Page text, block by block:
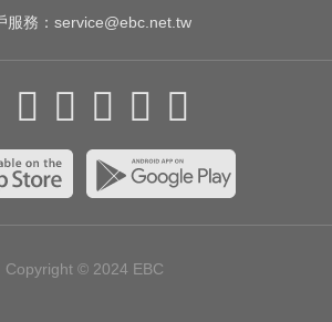
服務： service@ebc.net.tw
Copyright © 2024 EBC